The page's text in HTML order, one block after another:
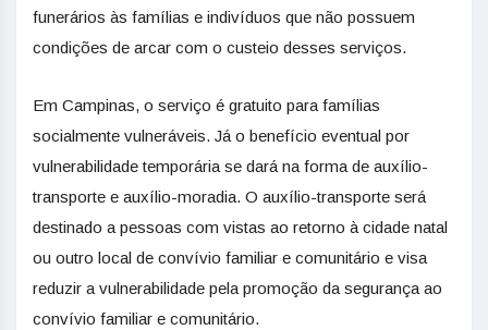
funerários às famílias e indivíduos que não possuem
condições de arcar com o custeio desses serviços.
Em Campinas, o serviço é gratuito para famílias
socialmente vulneráveis. Já o benefício eventual por
vulnerabilidade temporária se dará na forma de auxílio-
transporte e auxílio-moradia. O auxílio-transporte será
destinado a pessoas com vistas ao retorno à cidade natal
ou outro local de convívio familiar e comunitário e visa
reduzir a vulnerabilidade pela promoção da segurança ao
convívio familiar e comunitário.